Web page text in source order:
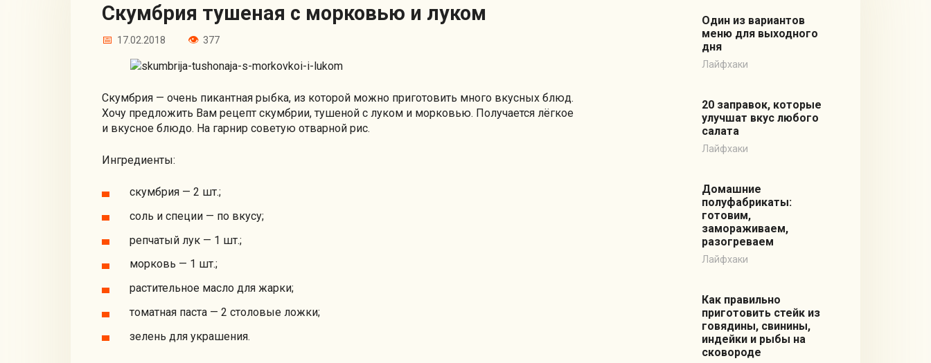
Скумбрия тушеная с морковью и луком
17.02.2018 377
Скумбрия — очень пикантная рыбка, из которой можно приготовить много вкусных блюд.
Хочу предложить Вам рецепт скумбрии, тушеной с луком и морковью. Получается лёгкое
и вкусное блюдо. На гарнир советую отварной рис.
Ингредиенты:
скумбрия — 2 шт.;
соль и специи — по вкусу;
репчатый лук — 1 шт.;
морковь — 1 шт.;
растительное масло для жарки;
томатная паста — 2 столовые ложки;
зелень для украшения.
Один из вариантов
меню для выходного
дня
Лайфхаки
20 заправок, которые
улучшат вкус любого
салата
Лайфхаки
Домашние
полуфабрикаты:
готовим,
замораживаем,
разогреваем
Лайфхаки
Как правильно
приготовить стейк из
говядины, свинины,
индейки и рыбы на
сковороде